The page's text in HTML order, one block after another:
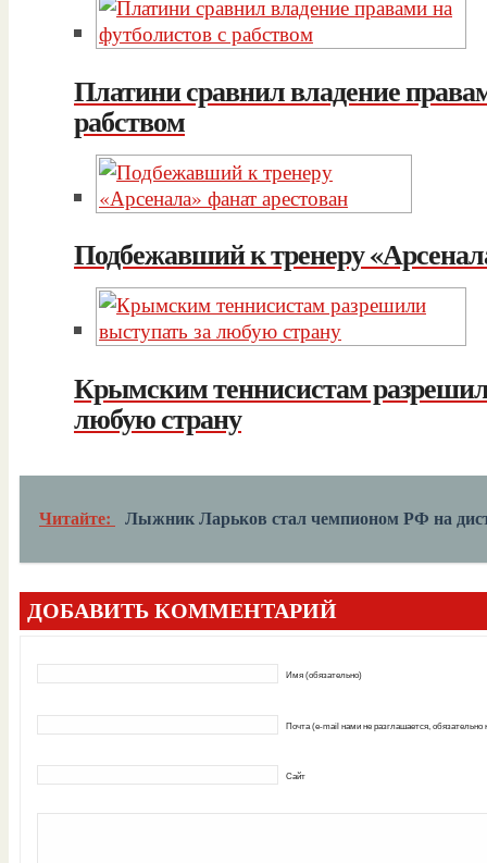
Платини сравнил владение
рабством
Подбежавший к тренеру
Крымским теннисистам
любую страну
Читайте: Лыжник Ларьков стал чемпионом РФ на
ДОБАВИТЬ КОММЕНТАРИЙ
Имя (обязательно)
Почта (e-mail нами не разглашается, обязательно
Сайт